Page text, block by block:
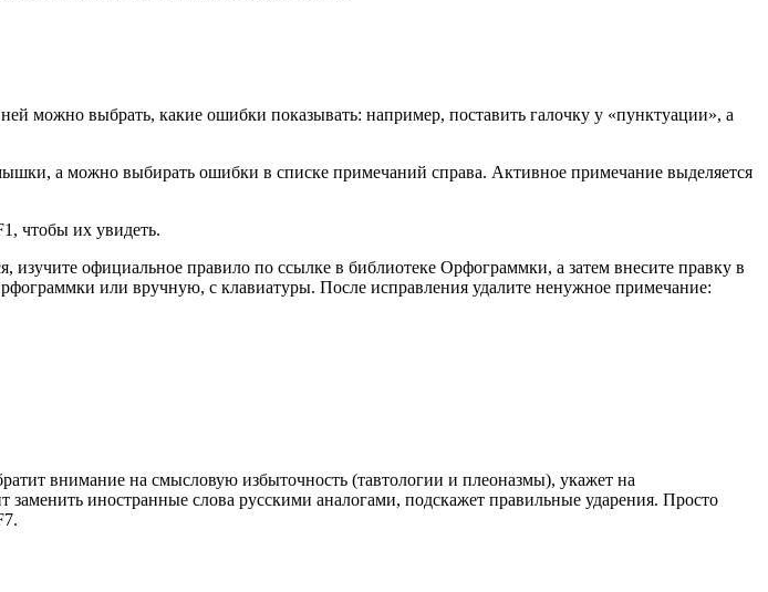
можно выбрать, какие ошибки показывать: например, поставить галочку у «пунктуации», а
а можно выбирать ошибки в списке примечаний справа. Активное примечание выделяется
чтобы их увидеть.
официальное правило по ссылке в библиотеке Орфограммки, а затем внесите правку в
или вручную, с клавиатуры. После исправления удалите ненужное примечание:
внимание на смысловую избыточность (тавтологии и плеоназмы), укажет на
иностранные слова русскими аналогами, подскажет правильные ударения. Просто